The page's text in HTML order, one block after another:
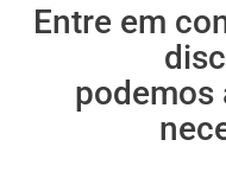
Entre em
podemos